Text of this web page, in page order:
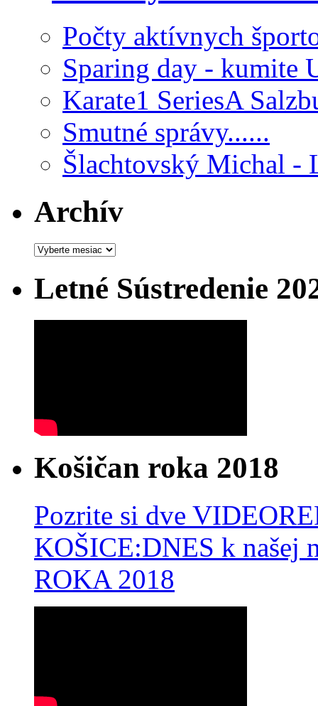
Počty aktívnych
Sparing day - kumite
Karate1 SeriesA
Smutné správy......
Šlachtovský Michal -
Archív
Archív
Letné Sústredenie
Košičan roka 2018
Pozrite si dve
KOŠICE:DNES k
ROKA 2018